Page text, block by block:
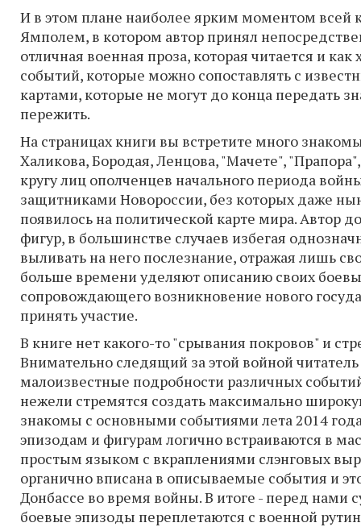
И в этом плане наиболее ярким моментом всей
Ямполем, в котором автор принял
отличная военная проза, которая читается и
событий, которые можно сопоставлять с
картами, которые не могут до конца передать
пережить.
На страницах книги вы встретите много
Халикова, Бородая, Ленцова, "Мачете",
кругу лиц ополченцев начального периода
защитниками Новороссии, без которых даже
появилось на политической карте мира. Автор
фигур, в большинстве случаев избегая
выливать на него послезнание, отражая лишь
больше времени уделяют описанию своих
сопровождающего возникновение нового
принять участие.
В книге нет какого-то "срывания покровов" и
Внимательно следящий за этой войной
малоизвестные подробности различных
нежели стремятся создать максимально
знакомы с основными событиями лета 2014
эпизодам и фигурам логично встраиваются в
простым языком с вкраплениями слэнговых
органично вписана в описываемые события и
Донбассе во время войны. В итоге - перед нами
боевые эпизоды переплетаются с военной